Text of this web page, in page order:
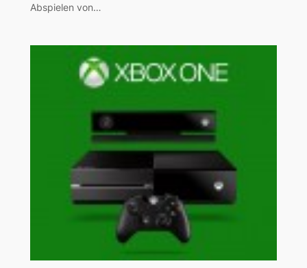
Abspielen von…